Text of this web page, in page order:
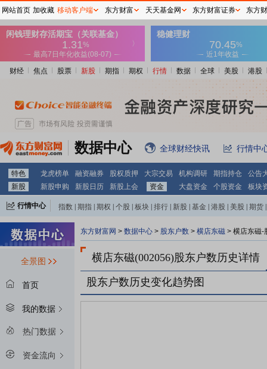
财经 焦点 股票 新股 期指 期权 行情 数据 全球 美股 港股
数据中心 全球财经快讯 行情中
特色 龙虎榜单 融资融券 股权质押 大宗交易 机构调研 期指持仓
公告
新股
新股申购 新股日历 新股上会 资金 大盘资金 个股资金 板块
行情中心 指数 期指 期权 个股 板块 排行 新股 基金 港股 美股 期货
全景图
首页
我的数据
热门数据
资金流向
东方财富网 > 数据中心 > 股东户数 > 横店东磁 > 横店东磁-
横店东磁(002056)股东户数历史详情
股东户数历史变化趋势图
网站首页 加收藏 移动客户端 东方财富 天天基金网 东方财富证券 东方